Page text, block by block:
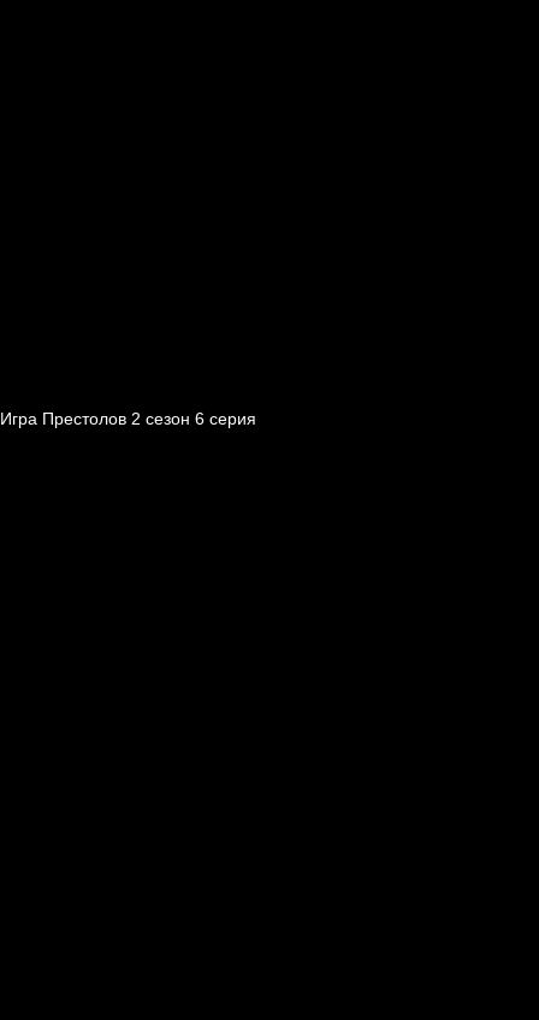
Игра Престолов 2 cезон 6 cерия